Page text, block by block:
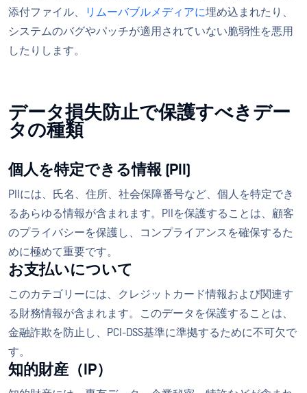
添付ファイル、
リムーバブルメディアに埋め込まれたり、
システムのバグやパッチが適用されていない脆弱性を悪用
したりします。
データ損失防止で保護すべきデー
タの種類
個人を特定できる情報 (PII)
PIIには、氏名、住所、社会保障番号など、個人を特定でき
るあらゆる情報が含まれます。PIIを保護することは、顧客
のプライバシーを保護し、コンプライアンスを確保するた
めに極めて重要です。
お支払いについて
このカテゴリーには、クレジットカード情報および関連す
る財務情報が含まれます。このデータを保護することは、
金融詐欺を防止し、PCI-DSS基準に準拠するために不可欠で
す。
知的財産（IP）